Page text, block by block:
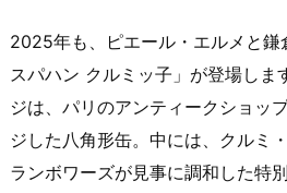
2025年も、ピエール・エルメと鎌
スパハン クルミッ子」が登場しま
ジは、パリのアンティークショッ
ジした八角形缶。中には、クルミ
ランボワーズが見事に調和した特